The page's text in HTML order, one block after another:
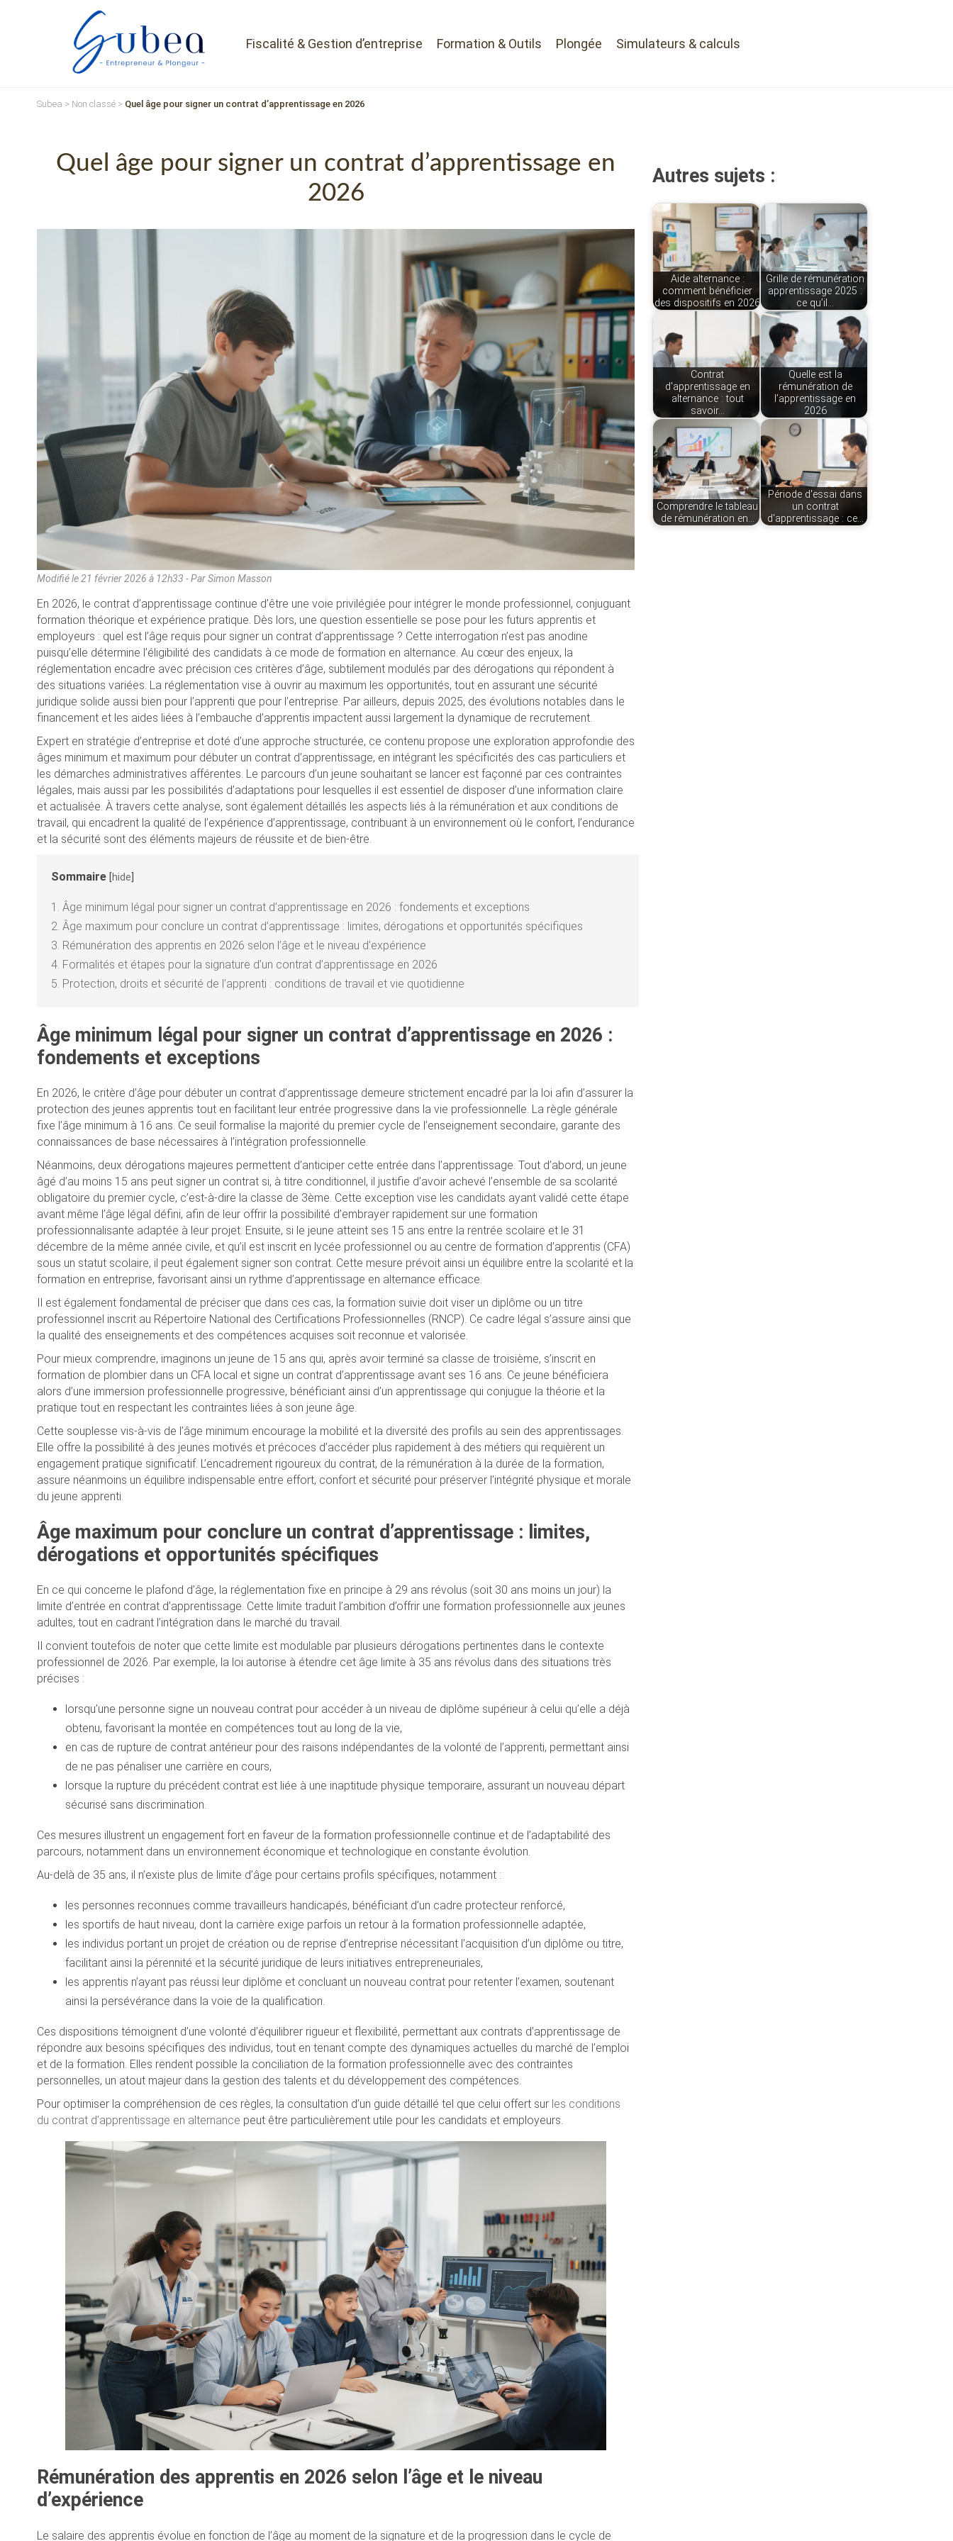
Fiscalité & Gestion d’entreprise Formation & Outils Plongée Simulateurs & calculs
Subea > Non classé > Quel âge pour signer un contrat d’apprentissage en 2026
Quel âge pour signer un contrat d’apprentissage en
2026
Modifié le21 février 2026 à 12h33 - Par Simon Masson
En 2026, le contrat d’apprentissage continue d’être une voie privilégiée pour intégrer le monde professionnel, conjuguant
formation théorique et expérience pratique. Dès lors, une question essentielle se pose pour les futurs apprentis et
employeurs : quel est l’âge requis pour signer un contrat d’apprentissage ? Cette interrogation n’est pas anodine
puisqu’elle détermine l’éligibilité des candidats à ce mode de formation en alternance. Au cœur des enjeux, la
réglementation encadre avec précision ces critères d’âge, subtilement modulés par des dérogations qui répondent à
des situations variées. La réglementation vise à ouvrir au maximum les opportunités, tout en assurant une sécurité
juridique solide aussi bien pour l’apprenti que pour l’entreprise. Par ailleurs, depuis 2025, des évolutions notables dans le
financement et les aides liées à l’embauche d’apprentis impactent aussi largement la dynamique de recrutement.
Expert en stratégie d’entreprise et doté d’une approche structurée, ce contenu propose une exploration approfondie des
âges minimum et maximum pour débuter un contrat d’apprentissage, en intégrant les spécificités des cas particuliers et
les démarches administratives afférentes. Le parcours d’un jeune souhaitant se lancer est façonné par ces contraintes
légales, mais aussi par les possibilités d’adaptations pour lesquelles il est essentiel de disposer d’une information claire
et actualisée. À travers cette analyse, sont également détaillés les aspects liés à la rémunération et aux conditions de
travail, qui encadrent la qualité de l’expérience d’apprentissage, contribuant à un environnement où le confort, l’endurance
et la sécurité sont des éléments majeurs de réussite et de bien-être.
Sommaire hide
1. Âge minimum légal pour signer un contrat d’apprentissage en 2026 : fondements et exceptions
2. Âge maximum pour conclure un contrat d’apprentissage : limites, dérogations et opportunités spécifiques
3. Rémunération des apprentis en 2026 selon l’âge et le niveau d’expérience
4. Formalités et étapes pour la signature d’un contrat d’apprentissage en 2026
5. Protection, droits et sécurité de l’apprenti : conditions de travail et vie quotidienne
Âge minimum légal pour signer un contrat d’apprentissage en 2026 :
fondements et exceptions
En 2026, le critère d’âge pour débuter un contrat d’apprentissage demeure strictement encadré par la loi afin d’assurer la
protection des jeunes apprentis tout en facilitant leur entrée progressive dans la vie professionnelle. La règle générale
fixe l’âge minimum à 16 ans. Ce seuil formalise la majorité du premier cycle de l’enseignement secondaire, garante des
connaissances de base nécessaires à l’intégration professionnelle.
Néanmoins, deux dérogations majeures permettent d’anticiper cette entrée dans l’apprentissage. Tout d’abord, un jeune
âgé d’au moins 15 ans peut signer un contrat si, à titre conditionnel, il justifie d’avoir achevé l’ensemble de sa scolarité
obligatoire du premier cycle, c’est-à-dire la classe de 3ème. Cette exception vise les candidats ayant validé cette étape
avant même l’âge légal défini, afin de leur offrir la possibilité d’embrayer rapidement sur une formation
professionnalisante adaptée à leur projet. Ensuite, si le jeune atteint ses 15 ans entre la rentrée scolaire et le 31
décembre de la même année civile, et qu’il est inscrit en lycée professionnel ou au centre de formation d’apprentis (CFA)
sous un statut scolaire, il peut également signer son contrat. Cette mesure prévoit ainsi un équilibre entre la scolarité et la
formation en entreprise, favorisant ainsi un rythme d’apprentissage en alternance efficace.
Il est également fondamental de préciser que dans ces cas, la formation suivie doit viser un diplôme ou un titre
professionnel inscrit au Répertoire National des Certifications Professionnelles (RNCP). Ce cadre légal s’assure ainsi que
la qualité des enseignements et des compétences acquises soit reconnue et valorisée.
Pour mieux comprendre, imaginons un jeune de 15 ans qui, après avoir terminé sa classe de troisième, s’inscrit en
formation de plombier dans un CFA local et signe un contrat d’apprentissage avant ses 16 ans. Ce jeune bénéficiera
alors d’une immersion professionnelle progressive, bénéficiant ainsi d’un apprentissage qui conjugue la théorie et la
pratique tout en respectant les contraintes liées à son jeune âge.
Cette souplesse vis-à-vis de l’âge minimum encourage la mobilité et la diversité des profils au sein des apprentissages.
Elle offre la possibilité à des jeunes motivés et précoces d’accéder plus rapidement à des métiers qui requièrent un
engagement pratique significatif. L’encadrement rigoureux du contrat, de la rémunération à la durée de la formation,
assure néanmoins un équilibre indispensable entre effort, confort et sécurité pour préserver l’intégrité physique et morale
du jeune apprenti.
Âge maximum pour conclure un contrat d’apprentissage : limites,
dérogations et opportunités spécifiques
En ce qui concerne le plafond d’âge, la réglementation fixe en principe à 29 ans révolus (soit 30 ans moins un jour) la
limite d’entrée en contrat d’apprentissage. Cette limite traduit l’ambition d’offrir une formation professionnelle aux jeunes
adultes, tout en cadrant l’intégration dans le marché du travail.
Il convient toutefois de noter que cette limite est modulable par plusieurs dérogations pertinentes dans le contexte
professionnel de 2026. Par exemple, la loi autorise à étendre cet âge limite à 35 ans révolus dans des situations très
précises :
lorsqu’une personne signe un nouveau contrat pour accéder à un niveau de diplôme supérieur à celui qu’elle a déjà
obtenu, favorisant la montée en compétences tout au long de la vie,
en cas de rupture de contrat antérieur pour des raisons indépendantes de la volonté de l’apprenti, permettant ainsi
de ne pas pénaliser une carrière en cours,
lorsque la rupture du précédent contrat est liée à une inaptitude physique temporaire, assurant un nouveau départ
sécurisé sans discrimination.
Ces mesures illustrent un engagement fort en faveur de la formation professionnelle continue et de l’adaptabilité des
parcours, notamment dans un environnement économique et technologique en constante évolution.
Au-delà de 35 ans, il n’existe plus de limite d’âge pour certains profils spécifiques, notamment :
les personnes reconnues comme travailleurs handicapés, bénéficiant d’un cadre protecteur renforcé,
les sportifs de haut niveau, dont la carrière exige parfois un retour à la formation professionnelle adaptée,
les individus portant un projet de création ou de reprise d’entreprise nécessitant l’acquisition d’un diplôme ou titre,
facilitant ainsi la pérennité et la sécurité juridique de leurs initiatives entrepreneuriales,
les apprentis n’ayant pas réussi leur diplôme et concluant un nouveau contrat pour retenter l’examen, soutenant
ainsi la persévérance dans la voie de la qualification.
Ces dispositions témoignent d’une volonté d’équilibrer rigueur et flexibilité, permettant aux contrats d’apprentissage de
répondre aux besoins spécifiques des individus, tout en tenant compte des dynamiques actuelles du marché de l’emploi
et de la formation. Elles rendent possible la conciliation de la formation professionnelle avec des contraintes
personnelles, un atout majeur dans la gestion des talents et du développement des compétences.
Pour optimiser la compréhension de ces règles, la consultation d’un guide détaillé tel que celui offert sur les conditions
du contrat d’apprentissage en alternance peut être particulièrement utile pour les candidats et employeurs.
Rémunération des apprentis en 2026 selon l’âge et le niveau
d’expérience
Le salaire des apprentis évolue en fonction de l’âge au moment de la signature et de la progression dans le cycle de
Autres sujets :
Aide alternance :
comment bénéficier
des dispositifs en 2026
Grille de rémunération
apprentissage 2025 :
ce qu’il…
Contrat
d'apprentissage en
alternance : tout
savoir…
Quelle est la
rémunération de
l’apprentissage en
2026
Comprendre le tableau
de rémunération en…
Période d'essai dans
un contrat
d'apprentissage : ce…